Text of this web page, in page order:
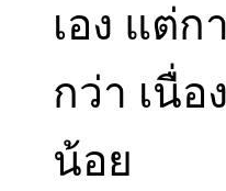
เอง แต่
กว่า เนื่
น้อย